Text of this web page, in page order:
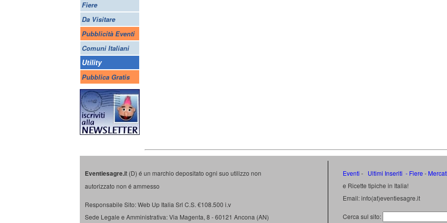
Fiere
Da Visitare
Pubblicità Eventi
Comuni Italiani
Utility
Pubblica Gratis
Eventiesagre.it (D) é un marchio depositato ogni suo utilizzo non
autorizzato non é ammesso
Responsabile Sito: Web Up Italia Srl C.S. €108.500 i.v
Sede Legale e Amministrativa: Via Magenta, 8 - 60121 Ancona (AN)
Eventi - Ultimi Inseriti - Fiere -
e Ricette tipiche in Italia!
Email: info(at)eventiesagre.it
Cerca sul sito: